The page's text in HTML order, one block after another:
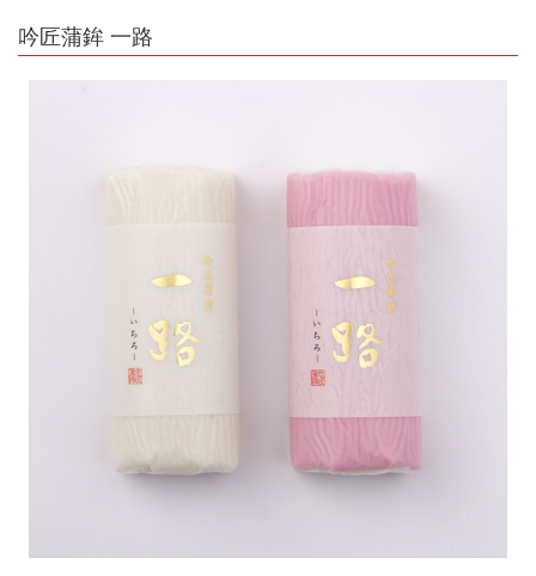
吟匠蒲鉾 一路